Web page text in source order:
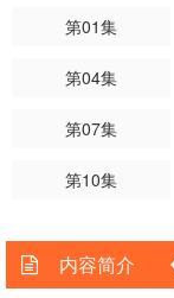
第01集
第04集
第07集
第10集
内容简介